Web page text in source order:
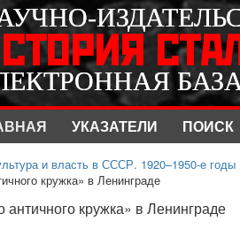
УКАЗАТЕЛИ ПОИСК
и власть в СССР. 1920–1950-е годы
кружка» в Ленинграде
кружка» в Ленинграде